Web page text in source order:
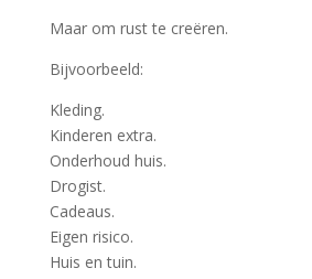
Maar om rust te creëren.
Bijvoorbeeld:
Kleding.
Kinderen extra.
Onderhoud huis.
Drogist.
Cadeaus.
Eigen risico.
Huis en tuin.